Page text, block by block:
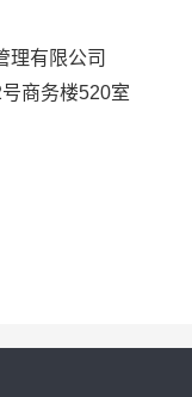
理有限公司
商务楼520室